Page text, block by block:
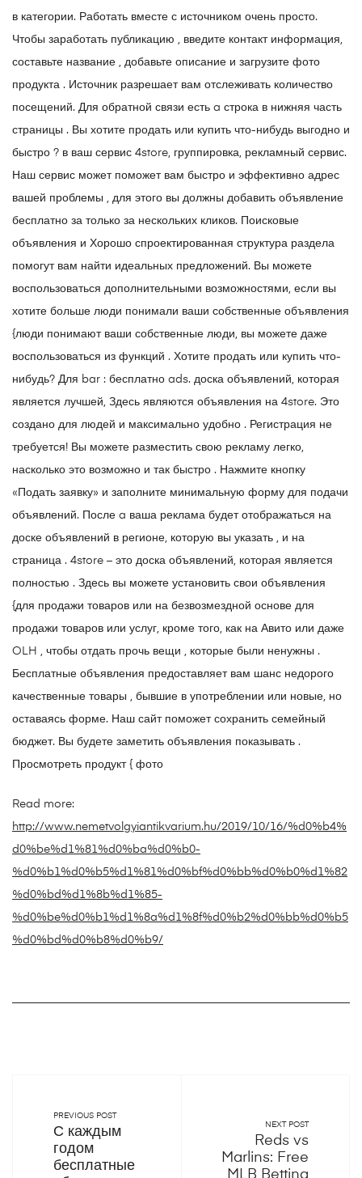
в категории. Работать вместе с источником очень просто.
Чтобы заработать публикацию , введите контакт информация,
составьте название , добавьте описание и загрузите фото
продукта . Источник разрешает вам отслеживать количество
посещений. Для обратной связи есть a строка в нижняя часть
страницы . Вы хотите продать или купить что-нибудь выгодно и
быстро ? в ваш сервис 4store, группировка, рекламный сервис.
Наш сервис может поможет вам быстро и эффективно адрес
вашей проблемы , для этого вы должны добавить объявление
бесплатно за только за нескольких кликов. Поисковые
объявления и Хорошо спроектированная структура раздела
помогут вам найти идеальных предложений. Вы можете
воспользоваться дополнительными возможностями, если вы
хотите больше люди понимали ваши собственные объявления
{люди понимают ваши собственные люди, вы можете даже
воспользоваться из функций . Хотите продать или купить что-
нибудь? Для bar : бесплатно ads. доска объявлений, которая
является лучшей, Здесь являются объявления на 4store. Это
создано для людей и максимально удобно . Регистрация не
требуется! Вы можете разместить свою рекламу легко,
насколько это возможно и так быстро . Нажмите кнопку
«Подать заявку» и заполните минимальную форму для подачи
объявлений. После a ваша реклама будет отображаться на
доске объявлений в регионе, которую вы указать , и на
страница . 4store – это доска объявлений, которая является
полностью . Здесь вы можете установить свои объявления
{для продажи товаров или на безвозмездной основе для
продажи товаров или услуг, кроме того, как на Авито или даже
OLH , чтобы отдать прочь вещи , которые были ненужны .
Бесплатные объявления предоставляет вам шанс недорого
качественные товары , бывшие в употреблении или новые, но
оставаясь форме. Наш сайт поможет сохранить семейный
бюджет. Вы будете заметить объявления показывать .
Просмотреть продукт { фото
Read more:
http://www.nemetvolgyiantikvarium.hu/2019/10/16/%d0%b4%
d0%be%d1%81%d0%ba%d0%b0-
%d0%b1%d0%b5%d1%81%d0%bf%d0%bb%d0%b0%d1%82
%d0%bd%d1%8b%d1%85-
%d0%be%d0%b1%d1%8a%d1%8f%d0%b2%d0%bb%d0%b5
%d0%bd%d0%b8%d0%b9/
PREVIOUS POST
С каждым
годом
бесплатные
NEXT POST
Reds vs
Marlins: Free
MLB Betting